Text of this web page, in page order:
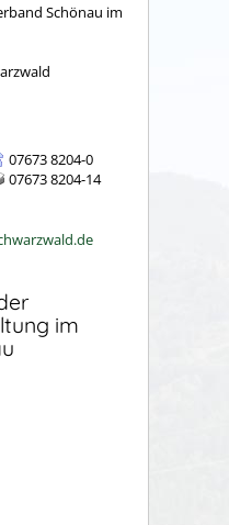
Schönau im
07673 8204-0
07673 8204-14
im